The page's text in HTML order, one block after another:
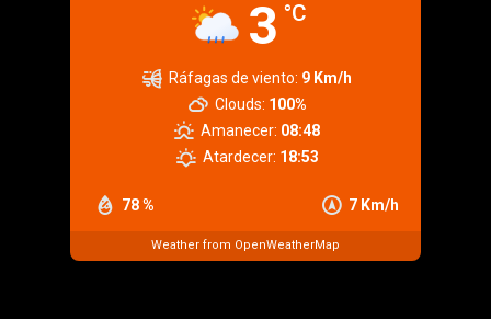
3 °C
78 % 7 Km/h
Ráfagas de viento: 9 Km/h
Clouds: 100%
Amanecer: 08:48
Atardecer: 18:53
Weather from OpenWeatherMap